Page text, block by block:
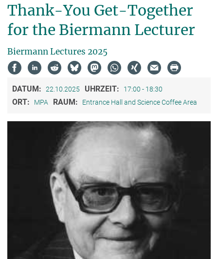
Thank-You Get-Together
for the Biermann Lecturer
Biermann Lectures 2025
DATUM: 22.10.2025 UHRZEIT: 17:00 - 18:30
ORT: MPA RAUM: Entrance Hall and Science Coffee Area